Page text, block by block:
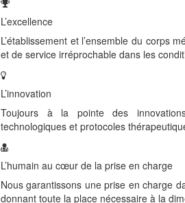
L’excellence
L’établissement et l’ensemble du corps
et de service irréprochable dans les
L’innovation
Toujours à la pointe des
technologiques et protocoles
L’humain au cœur de la prise en charge
Nous garantissons une prise en charge
donnant toute la place nécessaire à la